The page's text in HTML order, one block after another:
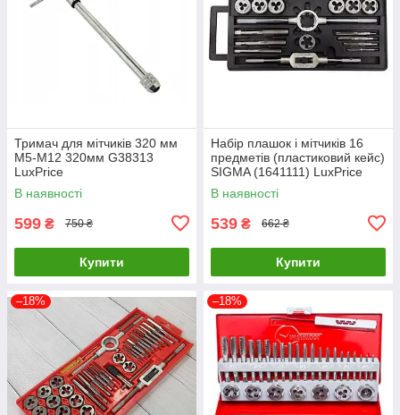
Тримач для мітчиків 320 мм
M5-M12 320мм G38313
LuxPrice
В наявності
599 ₴ 750 ₴
Купити
Набір плашок і мітчиків 16
предметів (пластиковий кейс)
SIGMA (1641111) LuxPrice
В наявності
539 ₴ 662 ₴
Купити
–18% –18%